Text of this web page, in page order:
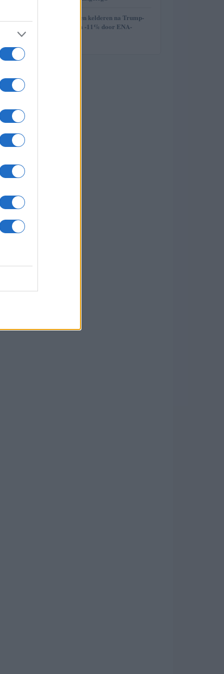
5
Crypto en aandelen kelderen na Trump-
toespraak: Ethena -11% door ENA-